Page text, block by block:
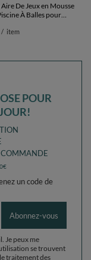
De Jeux en Mousse
À Balles pour
Piscine (300 Balles) +
/ item
POUR
COMMANDE
un code de
Abonnez-vous
Je peux me
se trouvent
traitement des